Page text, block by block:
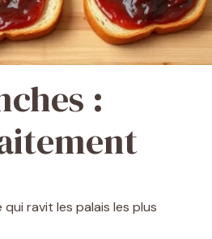
:
ravit les palais les plus